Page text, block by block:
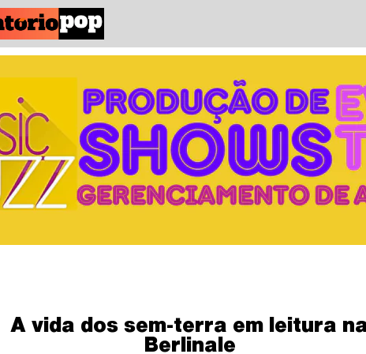
A vida dos sem-terra em leitura
Berlinale